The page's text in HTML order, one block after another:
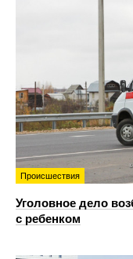
Происшествия
Уголовное дело
с ребенком